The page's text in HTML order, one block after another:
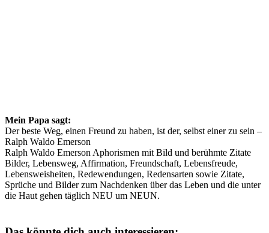
Mein Papa sagt:
Der beste Weg, einen Freund zu haben, ist der, selbst einer zu sein –
Ralph Waldo Emerson
Ralph Waldo Emerson Aphorismen mit Bild und berühmte Zitate
Bilder, Lebensweg, Affirmation, Freundschaft, Lebensfreude,
Lebensweisheiten, Redewendungen, Redensarten sowie Zitate,
Sprüche und Bilder zum Nachdenken über das Leben und die unter
die Haut gehen täglich NEU um NEUN.